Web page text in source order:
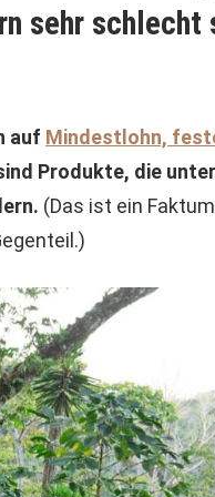
sehr schlecht
auf Mindestlohn,
Produkte, die
(Das ist ein